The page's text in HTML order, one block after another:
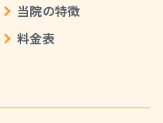
当院の特徴
料金表